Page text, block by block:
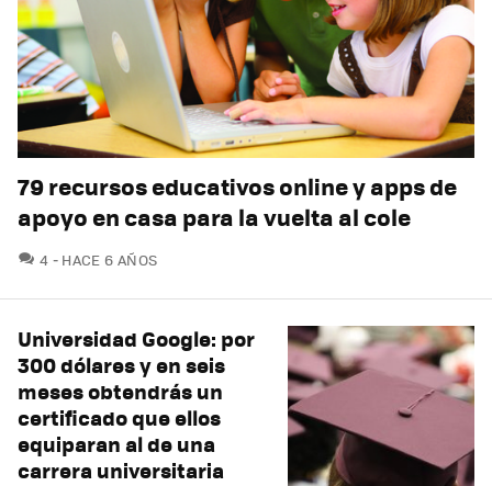
79 recursos educativos online y apps de
apoyo en casa para la vuelta al cole
4 COMENTARIOS
HACE 6 AÑOS
Universidad Google: por
300 dólares y en seis
meses obtendrás un
certificado que ellos
equiparan al de una
carrera universitaria